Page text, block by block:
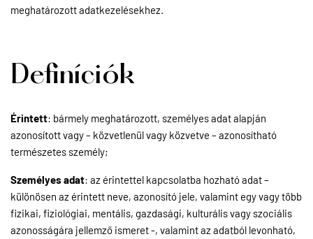
meghatározott adatkezelésekhez.
Definíciók
Érintett: bármely meghatározott, személyes adat alapján
azonosított vagy – közvetlenül vagy közvetve – azonosítható
természetes személy;
Személyes adat: az érintettel kapcsolatba hozható adat –
különösen az érintett neve, azonosító jele, valamint egy vagy több
fizikai, fiziológiai, mentális, gazdasági, kulturális vagy szociális
azonosságára jellemző ismeret -, valamint az adatból levonható,